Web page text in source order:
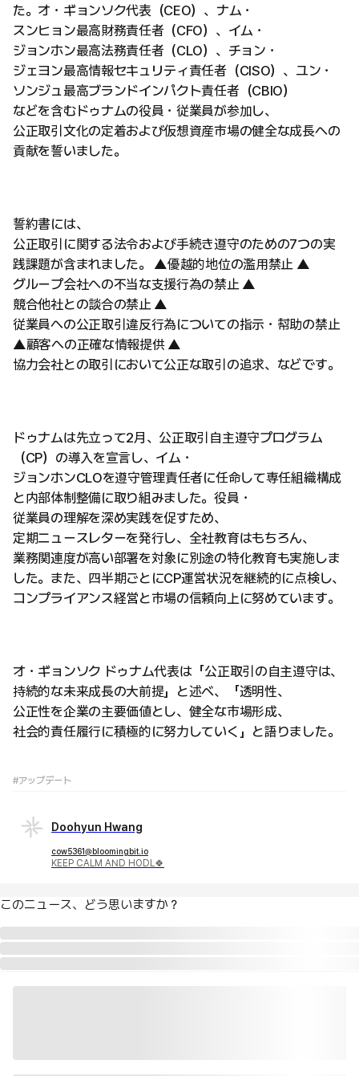
た。オ・ギョンソク代表（CEO）、ナム・
スンヒョン最高財務責任者（CFO）、イム・
ジョンホン最高法務責任者（CLO）、チョン・
ジェヨン最高情報セキュリティ責任者（CISO）、ユン・
ソンジュ最高ブランドインパクト責任者（CBIO）
などを含むドゥナムの役員・従業員が参加し、
公正取引文化の定着および仮想資産市場の健全な成長への
貢献を誓いました。
誓約書には、
公正取引に関する法令および手続き遵守のための7つの実
践課題が含まれました。 ▲優越的地位の濫用禁止 ▲
グループ会社への不当な支援行為の禁止 ▲
競合他社との談合の禁止 ▲
従業員への公正取引違反行為についての指示・幇助の禁止
▲顧客への正確な情報提供 ▲
協力会社との取引において公正な取引の追求、などです。
ドゥナムは先立って2月、公正取引自主遵守プログラム
（CP）の導入を宣言し、イム・
ジョンホンCLOを遵守管理責任者に任命して専任組織構成
と内部体制整備に取り組みました。役員・
従業員の理解を深め実践を促すため、
定期ニュースレターを発行し、全社教育はもちろん、
業務関連度が高い部署を対象に別途の特化教育も実施しま
した。また、四半期ごとにCP運営状況を継続的に点検し、
コンプライアンス経営と市場の信頼向上に努めています。
オ・ギョンソク ドゥナム代表は「公正取引の自主遵守は、
持続的な未来成長の大前提」と述べ、「透明性、
公正性を企業の主要価値とし、健全な市場形成、
社会的責任履行に積極的に努力していく」と語りました。
#アップデート
Doohyun Hwang
cow5361@bloomingbit.io
KEEP CALM AND HODL🍀
このニュース、どう思いますか？